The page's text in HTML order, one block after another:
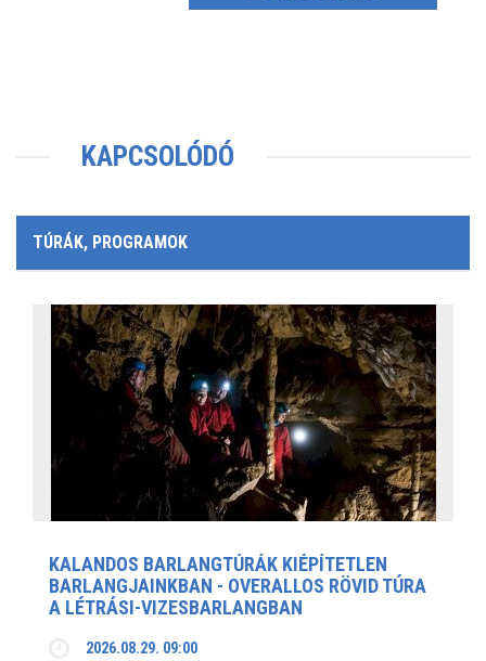
KAPCSOLÓDÓ
TÚRÁK, PROGRAMOK
KALANDOS BARLANGTÚRÁK KIÉPÍTETLEN
BARLANGJAINKBAN - OVERALLOS RÖVID TÚRA
A LÉTRÁSI-VIZESBARLANGBAN
2026.08.29. 09:00